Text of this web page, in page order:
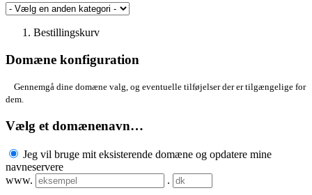
Bestillingskurv
Domæne konfiguration
Gennemgå dine domæne valg, og eventuelle tilføjelser der er tilgængelige for
dem.
Vælg et domænenavn…
Jeg vil bruge mit eksisterende domæne og opdatere mine
navneservere
www.
.